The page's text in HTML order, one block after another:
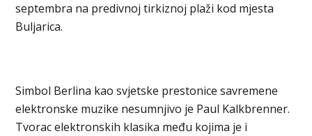
septembra na predivnoj tirkiznoj plaži kod mjesta
Buljarica.
Simbol Berlina kao svjetske prestonice savremene
elektronske muzike nesumnjivo je Paul Kalkbrenner.
Tvorac elektronskih klasika među kojima je i